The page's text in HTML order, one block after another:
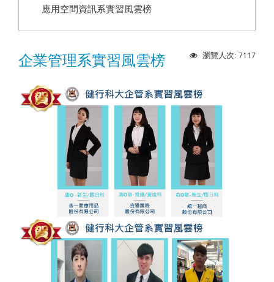
應用空間資訊系實習風雲榜
瀏覽人次: 7117
企業管理系實習風雲榜